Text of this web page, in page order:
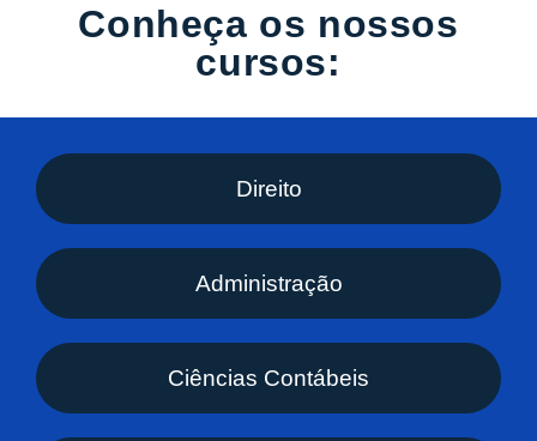
Conheça os nossos
cursos:
Direito
Administração
Ciências Contábeis